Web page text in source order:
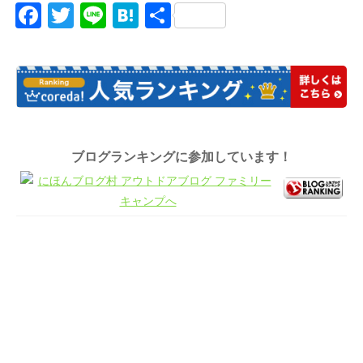
Facebook
Twitter
LineHatena
共
ブログランキングに参加しています！